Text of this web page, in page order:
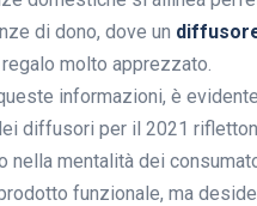
di dono, dove un
molto apprezzato.
informazioni, è
diffusori per il 2021
nella mentalità dei
funzionale, ma